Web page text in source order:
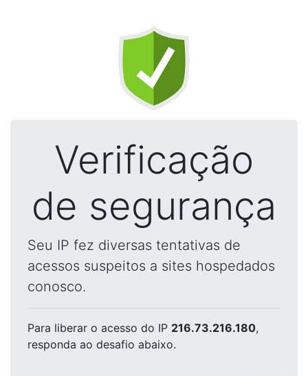
Verificação
de segurança
Seu IP fez diversas tentativas de
acessos suspeitos a sites hospedados
conosco.
Para liberar o acesso do IP 216.73.216.180,
responda ao desafio abaixo.